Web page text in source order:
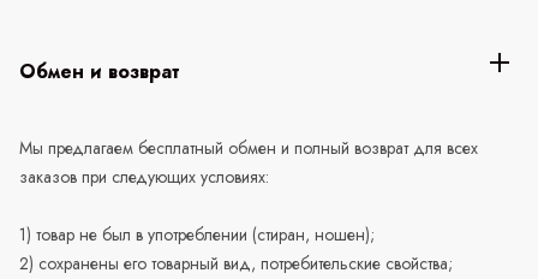
Обмен и возврат
Мы предлагаем бесплатный обмен и полный возврат для всех
заказов при следующих условиях:
1) товар не был в употреблении (стиран, ношен);
2) сохранены его товарный вид, потребительские свойства;